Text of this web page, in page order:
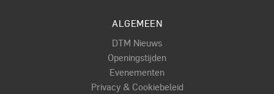
ALGEMEEN
DTM Nieuws
Openingstijden
Evenementen
Privacy & Cookiebeleid